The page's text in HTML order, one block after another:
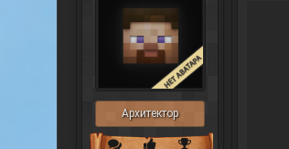
Архитектор